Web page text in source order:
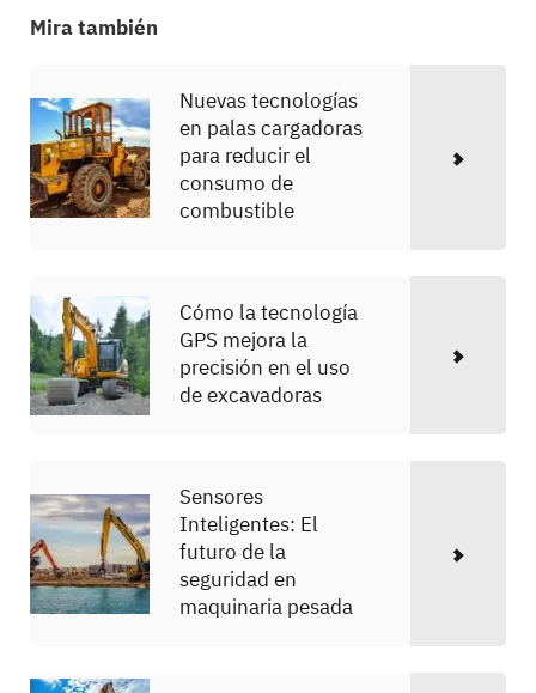
Mira también
Nuevas tecnologías
en palas cargadoras
para reducir el
consumo de
combustible
Cómo la tecnología
GPS mejora la
precisión en el uso
de excavadoras
Sensores
Inteligentes: El
futuro de la
seguridad en
maquinaria pesada